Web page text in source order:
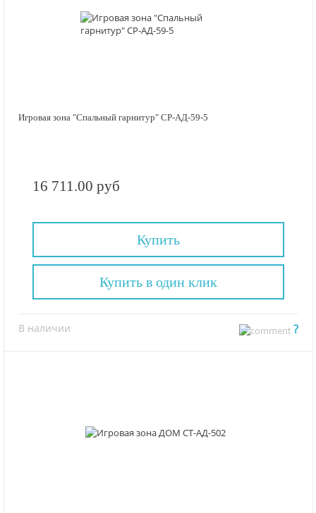
Игровая зона "Спальный гарнитур" СР-АД-59-5
16 711.00 руб
Купить
В наличии ?
Купить в один клик